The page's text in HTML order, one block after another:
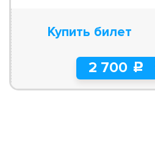
Купить билет
2 700 c